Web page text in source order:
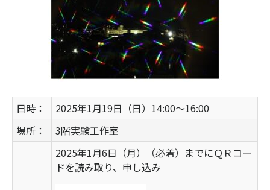
日時：
2025年1月19日（日）14:00～16:00
場所：
3階実験工作室
2025年1月6日（月）（必着）までにＱＲコー
ドを読み取り、申し込み